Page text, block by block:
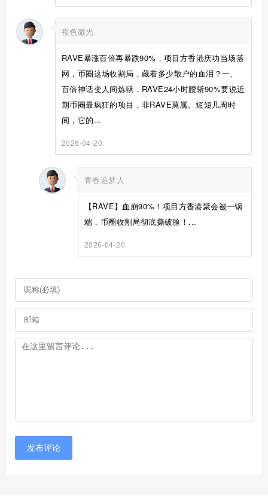
夜色微光
RAVE暴涨百倍再暴跌90%，项目方香港庆功当场落
网，币圈这场收割局，藏着多少散户的血泪？一、
百倍神话变人间炼狱，RAVE24小时腰斩90%要说近
期币圈最疯狂的项目，非RAVE莫属。短短几周时
间，它的...
2026-04-20
青春追梦人
【RAVE】血崩90%！项目方香港聚会被一锅
端，币圈收割局彻底撕破脸！...
2026-04-20
发布评论